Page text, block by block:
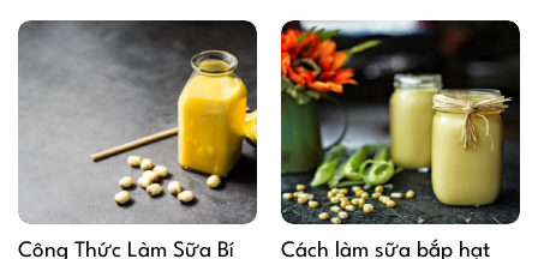
Công Thức Làm Sữa Bí Cách làm sữa bắp hạt